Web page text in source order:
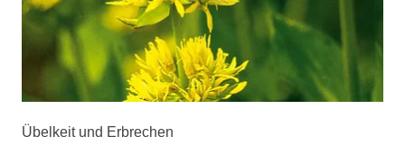
Übelkeit und Erbrechen